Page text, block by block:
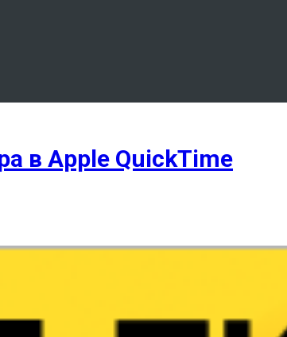
в Apple QuickTime